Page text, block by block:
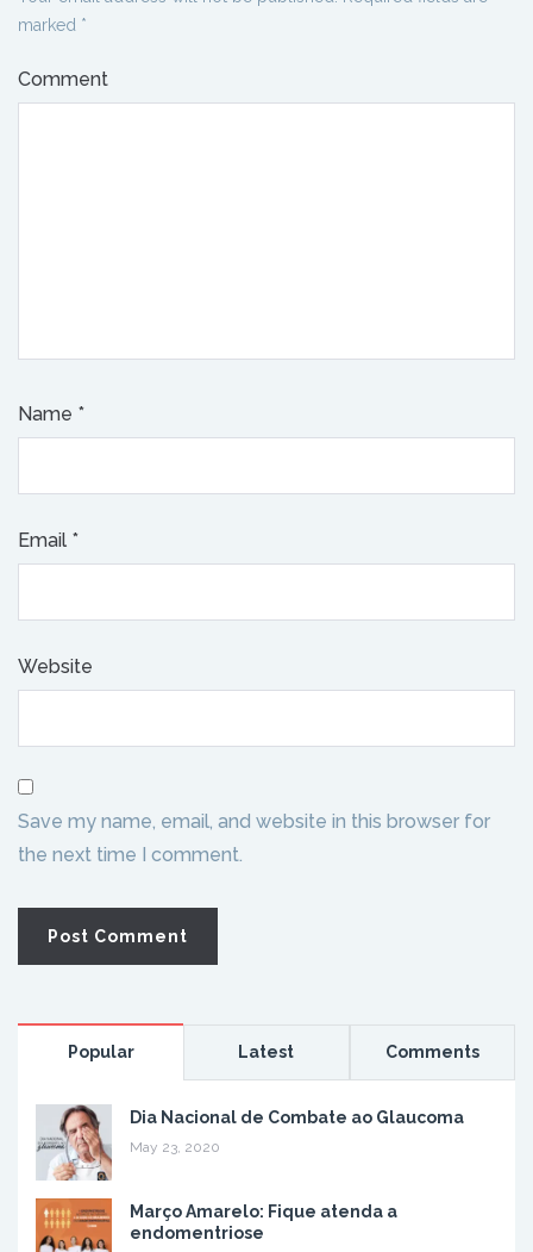
marked *
Comment
Name *
Email *
Website
Save my name, email, and website in this browser for
the next time I comment.
Popular Latest Comments
Dia Nacional de Combate ao Glaucoma
May 23, 2020
Março Amarelo: Fique atenda a
endomentriose